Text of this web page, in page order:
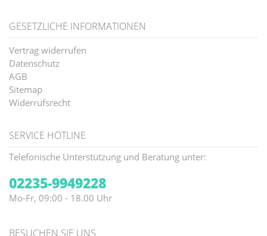
GESETZLICHE INFORMATIONEN
Vertrag widerrufen
Datenschutz
AGB
Sitemap
Widerrufsrecht
SERVICE HOTLINE
Telefonische Unterstützung und Beratung unter:
02235-9949228
Mo-Fr, 09:00 - 18.00 Uhr
BESUCHEN SIE UNS